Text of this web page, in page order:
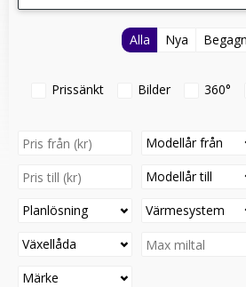
Alla Nya
Prissänkt Bilder 360°
Modellår från
Modellår till
Planlösning
Växellåda
Värmesystem
Märke